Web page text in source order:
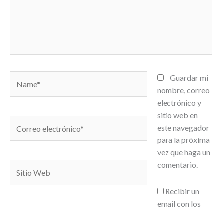
electrónico*
Web
Guardar mi
nombre, correo
electrónico y
sitio web en
este navegador
para la próxima
vez que haga un
comentario.
Recibir un
email con los